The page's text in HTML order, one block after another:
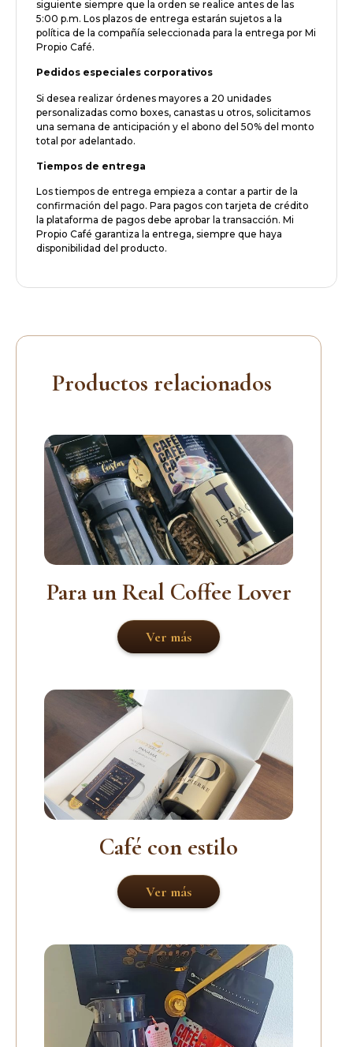
siguiente siempre que la orden se realice antes de las
5:00 p.m. Los plazos de entrega estarán sujetos a la
política de la compañía seleccionada para la entrega por Mi
Propio Café.
Pedidos especiales corporativos
Si desea realizar órdenes mayores a 20 unidades
personalizadas como boxes, canastas u otros, solicitamos
una semana de anticipación y el abono del 50% del monto
total por adelantado.
Tiempos de entrega
Los tiempos de entrega empieza a contar a partir de la
confirmación del pago. Para pagos con tarjeta de crédito
la plataforma de pagos debe aprobar la transacción. Mi
Propio Café garantiza la entrega, siempre que haya
disponibilidad del producto.
Productos relacionados
Para un Real Coffee Lover
Ver más
Café con estilo
Ver más